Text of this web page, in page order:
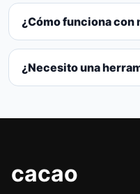
¿Cómo funciona
¿Necesito una
cacao